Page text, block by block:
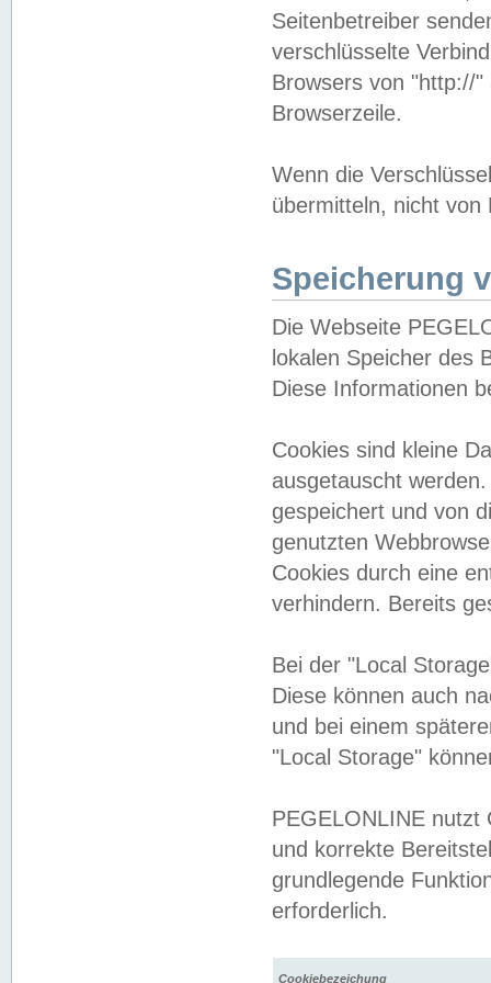
Seitenbetreiber
verschlüsselte
Browsers von "http://
Browserzeile.
Wenn die
übermitteln, nicht von
Speicherung
Die Webseite
lokalen Speicher des
Diese Informationen
Cookies sind kleine
ausgetauscht
gespeichert und von
genutzten
Cookies durch eine
verhindern. Bereits
Bei der "Local
Diese können auch
und bei einem
"Local Storage"
PEGELONLINE nutzt
und korrekte
grundlegende
erforderlich.
Cookiebezeichung